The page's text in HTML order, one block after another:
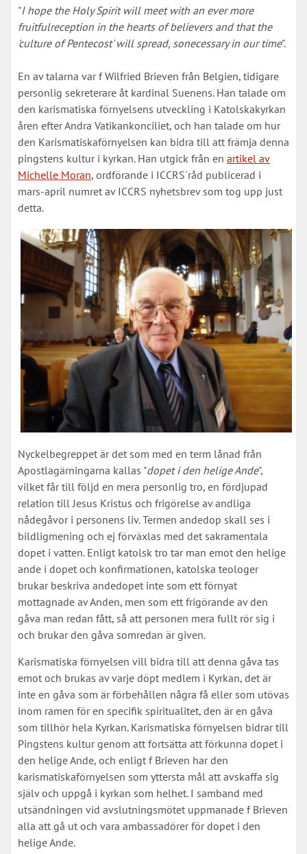
"I hope the Holy Spirit will meet with an ever more
fruitfulreception in the hearts of believers and that the
'culture of Pentecost' will spread, sonecessary in our time".
En av talarna var f Wilfried Brieven från Belgien, tidigare
personlig sekreterare åt kardinal Suenens. Han talade om
den karismatiska förnyelsens utveckling i Katolskakyrkan
åren efter Andra Vatikankonciliet, och han talade om hur
den Karismatiskaförnyelsen kan bidra till att främja denna
pingstens kultur i kyrkan. Han utgick från en artikel av
Michelle Moran, ordförande i ICCRS´råd publicerad i
mars-april numret av ICCRS nyhetsbrev som tog upp just
detta.
Nyckelbegreppet är det som med en term lånad från
Apostlagärningarna kallas "dopet i den helige Ande",
vilket får till följd en mera personlig tro, en fördjupad
relation till Jesus Kristus och frigörelse av andliga
nådegåvor i personens liv. Termen andedop skall ses i
bildligmening och ej förväxlas med det sakramentala
dopet i vatten. Enligt katolsk tro tar man emot den helige
ande i dopet och konfirmationen, katolska teologer
brukar beskriva andedopet inte som ett förnyat
mottagnade av Anden, men som ett frigörande av den
gåva man redan fått, så att personen mera fullt rör sig i
och brukar den gåva somredan är given.
Karismatiska förnyelsen vill bidra till att denna gåva tas
emot och brukas av varje döpt medlem i Kyrkan, det är
inte en gåva som är förbehållen några få eller som utövas
inom ramen för en specifik spiritualitet, den är en gåva
som tillhör hela Kyrkan. Karismatiska förnyelsen bidrar till
Pingstens kultur genom att fortsätta att förkunna dopet i
den helige Ande, och enligt f Brieven har den
karismatiskaförnyelsen som yttersta mål att avskaffa sig
själv och uppgå i kyrkan som helhet. I samband med
utsändningen vid avslutningsmötet uppmanade f Brieven
alla att gå ut och vara ambassadörer för dopet i den
helige Ande.